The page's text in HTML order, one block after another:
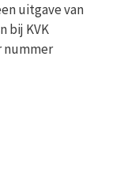
uitgave van
bij KVK
nummer